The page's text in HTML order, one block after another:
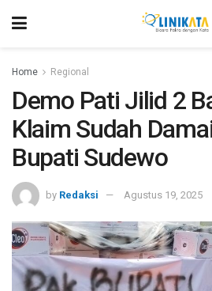
Home Regional
Demo Pati Jilid 2
Klaim Sudah
Bupati Sudewo
by Redaksi Agustus 19, 2025